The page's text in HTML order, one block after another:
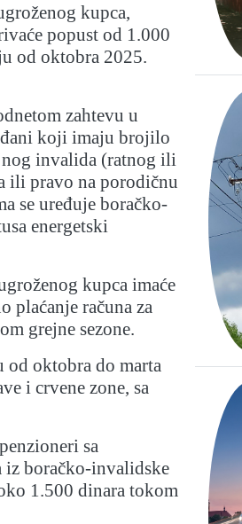
kupca,
popust od 1.000
od oktobra 2025.
zahtevu u
koji imaju brojilo
invalida (ratnog ili
pravo na porodičnu
se uređuje boračko-
energetski
kupca imaće
plaćanje računa za
grejne sezone.
od oktobra do marta
i crvene zone, sa
sa
boračko-invalidske
1.500 dinara tokom